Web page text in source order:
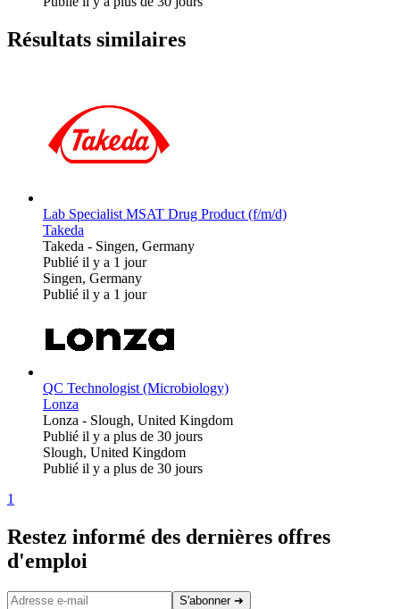
Résultats similaires
Lab Specialist MSAT Drug Product (f/m/d)
Takeda
Takeda - Singen, Germany
Publié il y a 1 jour
Singen, Germany
Publié il y a 1 jour
QC Technologist (Microbiology)
Lonza
Lonza - Slough, United Kingdom
Publié il y a plus de 30 jours
Slough, United Kingdom
Publié il y a plus de 30 jours
1
Restez informé des dernières offres
d'emploi
S'abonner ➜